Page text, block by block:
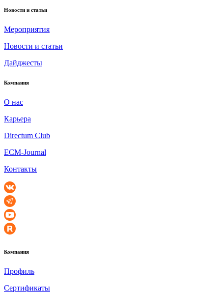
Новости и статьи
Мероприятия
Новости и статьи
Дайджесты
Компания
О нас
Карьера
Directum Club
ECM-Journal
Контакты
Компания
Профиль
Сертификаты